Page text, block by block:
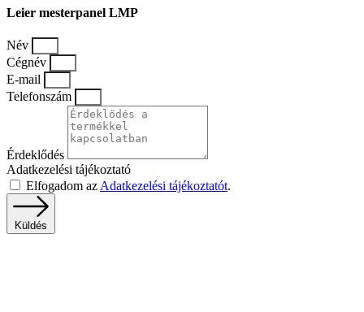
Leier mesterpanel LMP
Név
Cégnév
E-mail
Telefonszám
Érdeklődés
Adatkezelési tájékoztató
Elfogadom az Adatkezelési tájékoztatót.
Küldés